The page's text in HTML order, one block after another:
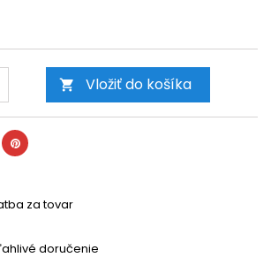
 Vložiť do košíka
za tovar
doručenie